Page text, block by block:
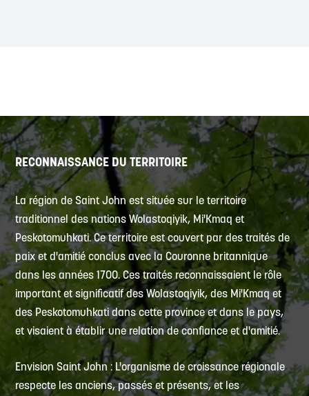
RECONNAISSANCE DU TERRITOIRE
La région de Saint John est située sur le territoire
traditionnel des nations Wolastoqiyik, Mi'Kmaq et
Peskotomuhkati. Ce territoire est couvert par des traités de
paix et d'amitié conclus avec la Couronne britannique
dans les années 1700. Ces traités reconnaissaient le rôle
important et significatif des Wolastoqiyik, des Mi'Kmaq et
des Peskotomuhkati dans cette province et dans le pays,
et visaient à établir une relation de confiance et d'amitié.
Envision Saint John : L'organisme de croissance régionale
respecte les anciens, passés et présents, et les